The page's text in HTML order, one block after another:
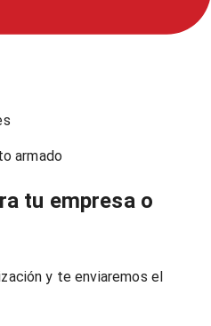
armado
tu empresa o
y te enviaremos el